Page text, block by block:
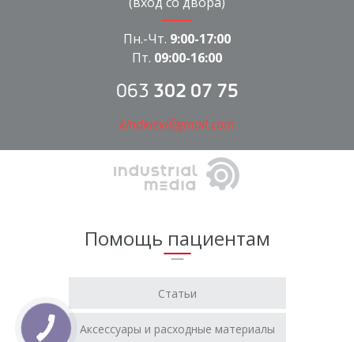
Пн.-Чт. 9:00-17:00
Пт. 09:00-16:00
Помощь пациентам
Статьи
Аксессуары и расходные материалы
063 302 07 75
kindkievⓐgmail.com